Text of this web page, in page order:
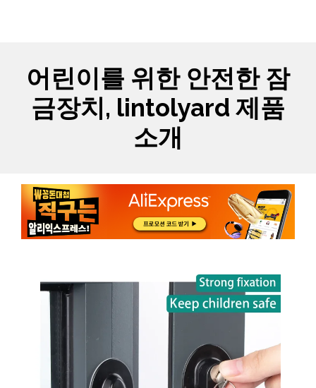
어린이를 위한 안전한 잠
금장치, lintolyard 제품
소개